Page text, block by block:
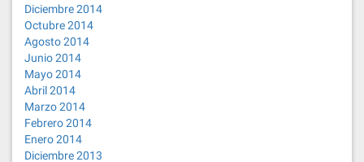
Diciembre 2014
Octubre 2014
Agosto 2014
Junio 2014
Mayo 2014
Abril 2014
Marzo 2014
Febrero 2014
Enero 2014
Diciembre 2013